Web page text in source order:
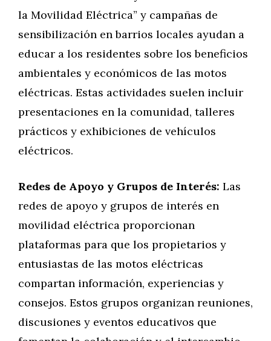
la Movilidad Eléctrica” y campañas de
sensibilización en barrios locales ayudan a
educar a los residentes sobre los beneficios
ambientales y económicos de las motos
eléctricas. Estas actividades suelen incluir
presentaciones en la comunidad, talleres
prácticos y exhibiciones de vehículos
eléctricos.
Redes de Apoyo y Grupos de Interés: Las
redes de apoyo y grupos de interés en
movilidad eléctrica proporcionan
plataformas para que los propietarios y
entusiastas de las motos eléctricas
compartan información, experiencias y
consejos. Estos grupos organizan reuniones,
discusiones y eventos educativos que